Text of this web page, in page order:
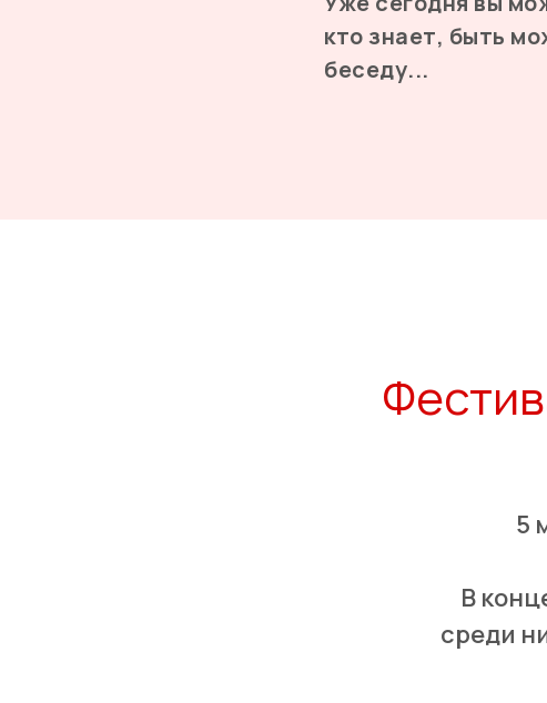
кто знает, быть
беседу...
5
В
среди